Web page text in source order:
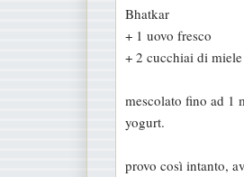
o
Bhatkar
+ 1 uovo fresco
+ 2 cucchiai di miele
mescolato fino ad 1
yogurt.
provo così intanto,